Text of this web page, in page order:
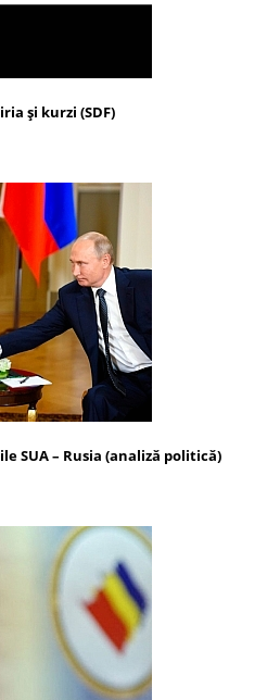
și kurzi (SDF)
SUA – Rusia (analiză politică)